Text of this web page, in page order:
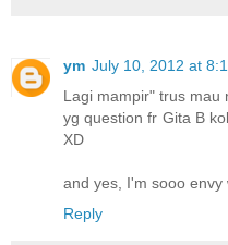
ym July 10, 2012 at
Lagi mampir" trus mau
yg question fr Gita B
XD
and yes, I'm sooo
Reply